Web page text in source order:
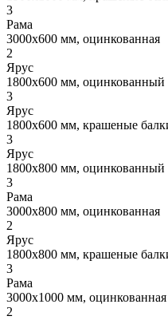
3
Рама
3000x600 мм, оцинкованная
2
Ярус
1800x600 мм, оцинкованный
3
Ярус
1800x600 мм, крашеные
3
Ярус
1800x800 мм, оцинкованный
3
Рама
3000x800 мм, оцинкованная
2
Ярус
1800x800 мм, крашеные
3
Рама
3000x1000 мм, оцинкованная
2